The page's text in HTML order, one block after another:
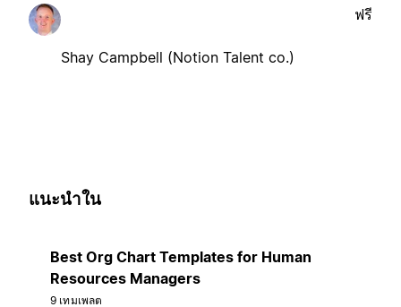
Shay Campbell (Notion Talent co.)
ฟรี
แนะนำใน
Best Org Chart Templates for Human
Resources Managers
9 เทมเพลต